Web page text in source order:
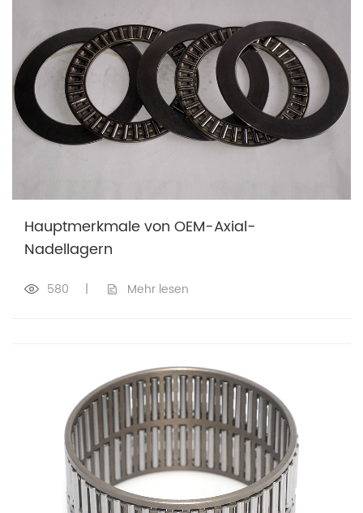
Hauptmerkmale von OEM-Axial-
Nadellagern
580 | Mehr lesen